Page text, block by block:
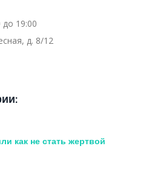
19:00
д. 8/12
как не стать жертвой